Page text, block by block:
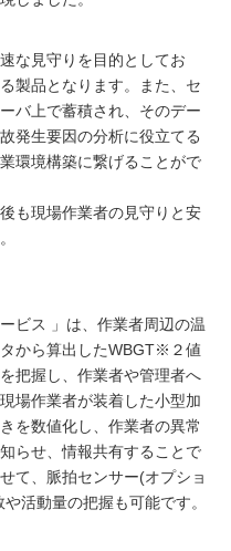
な見守りを目的としてお
製品となります。また、セ
バ上で蓄積され、そのデー
発生要因の分析に役立てる
環境構築に繋げることがで
も現場作業者の見守りと安
ビス 」は、作業者周辺の温
から算出したWBGT※２値
把握し、作業者や管理者へ
場作業者が装着した小型加
を数値化し、作業者の異常
らせ、情報共有することで
て、脈拍センサー(オプショ
活動量の把握も可能です。